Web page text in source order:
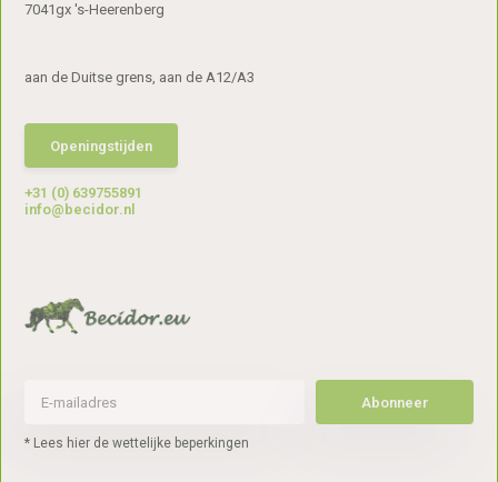
7041gx 's-Heerenberg
aan de Duitse grens, aan de A12/A3
Openingstijden
+31 (0) 639755891
info@becidor.nl
Abonneer
* Lees hier de wettelijke beperkingen